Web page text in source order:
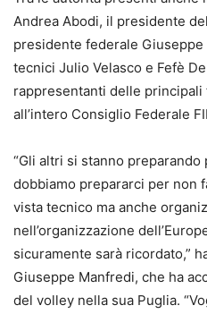
Andrea Abodi, il presidente
presidente federale
tecnici Julio Velasco e Fefè
rappresentanti delle
all’intero Consiglio Federale
“Gli altri si stanno
dobbiamo prepararci per non
vista tecnico ma anche
nell’organizzazione
sicuramente sarà ricordato,”
Giuseppe Manfredi, che ha
del volley nella sua Puglia.